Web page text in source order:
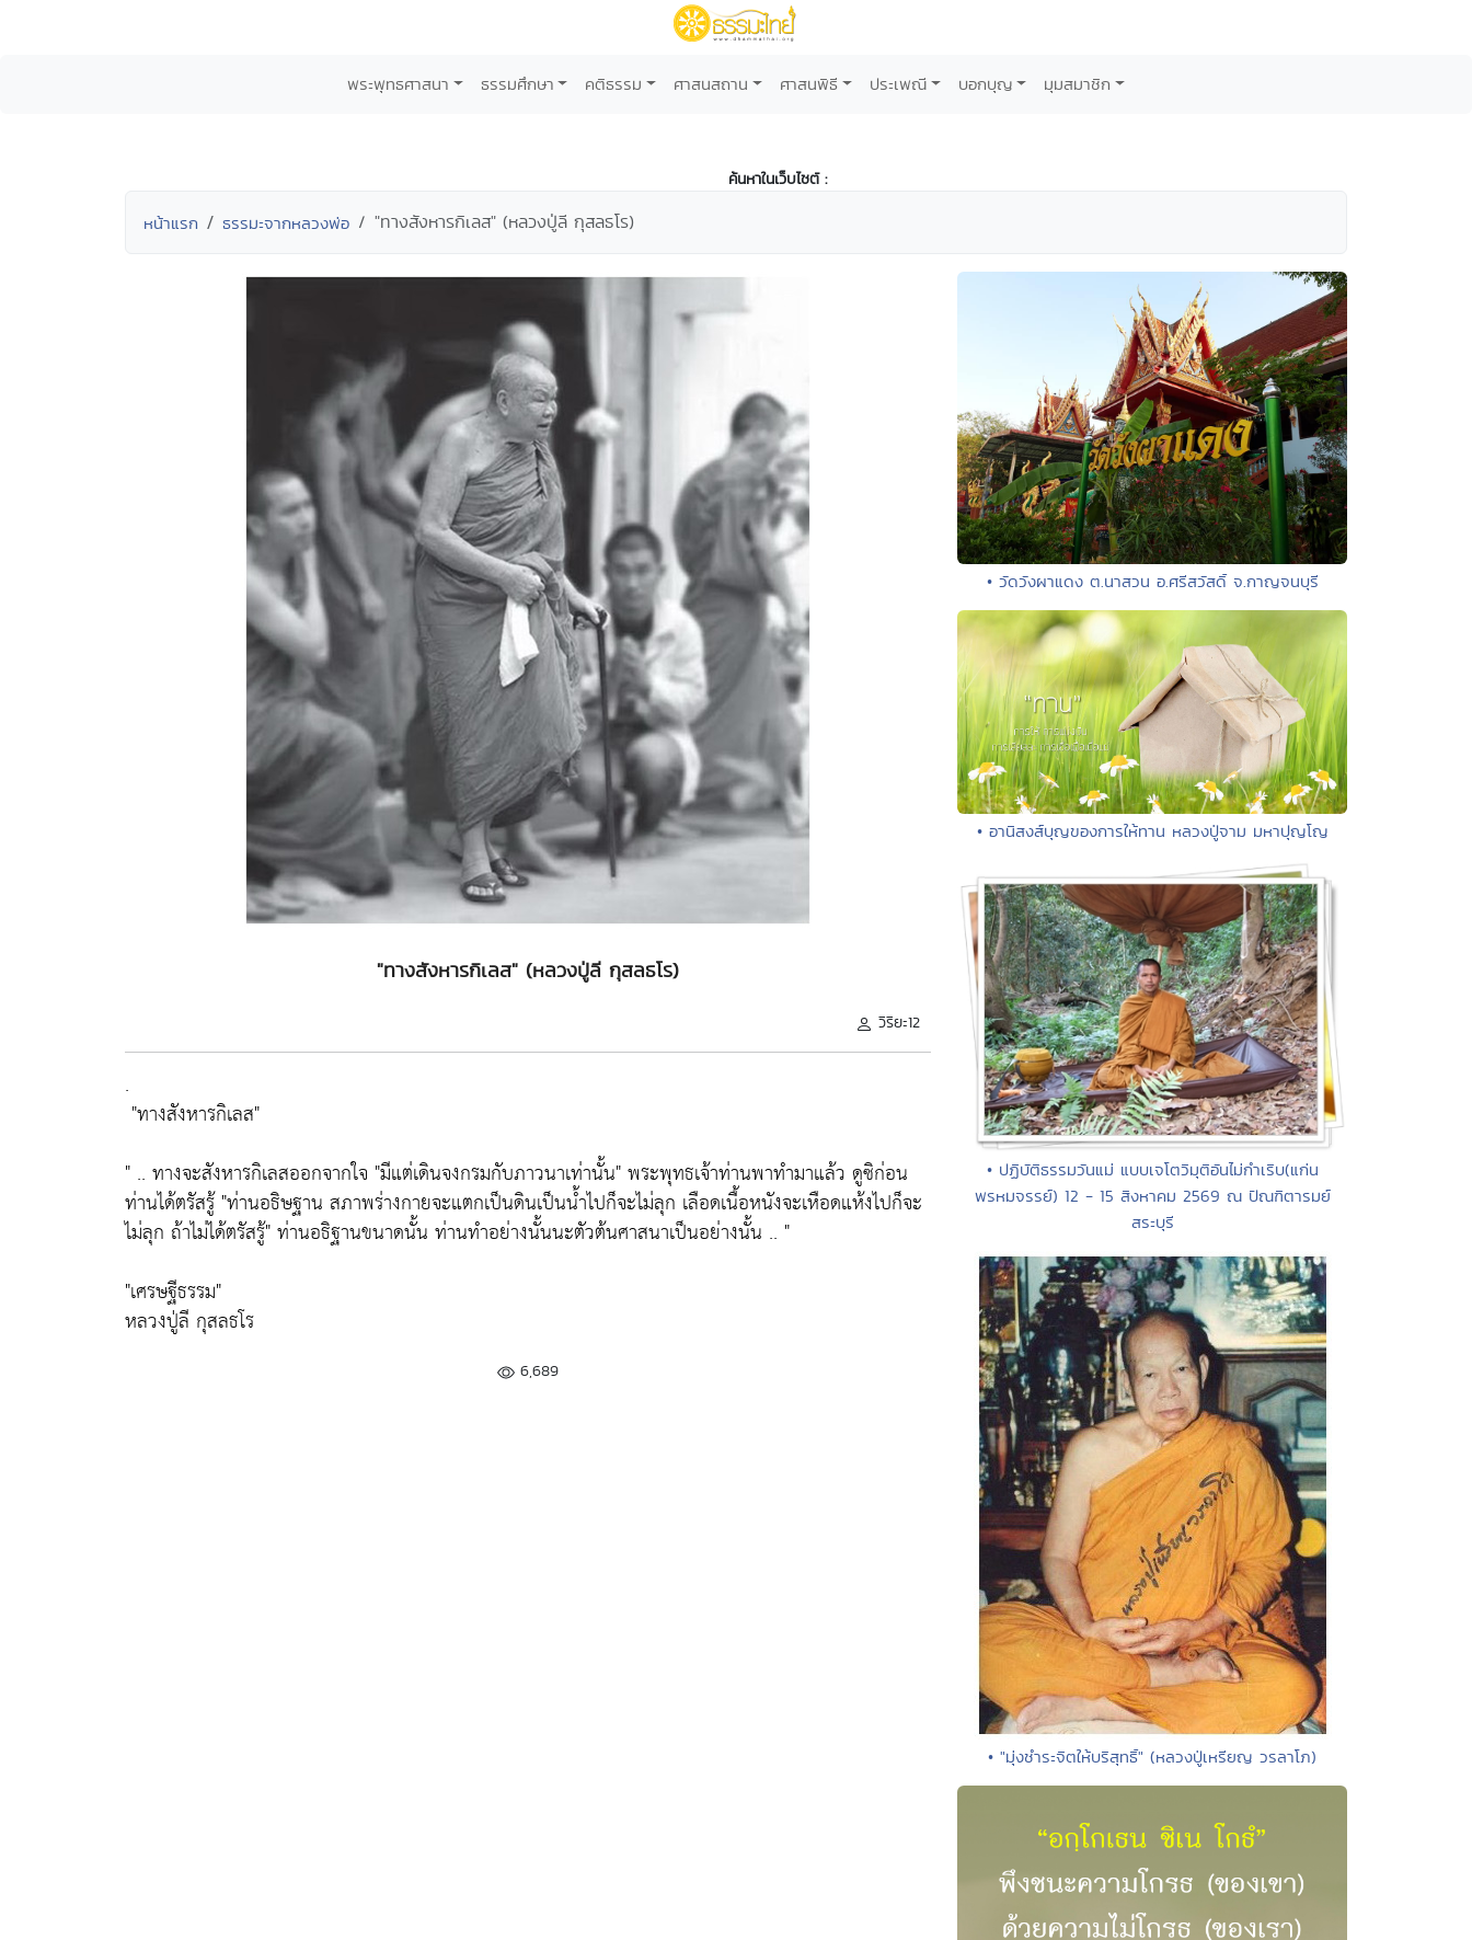
พระพุทธศาสนา ธรรมศึกษา คติธรรม ศาสนสถาน ศาสนพิธี ประเพณี บอกบุญ มุมสมาชิก
ค้นหาในเว็บไซต์ :
หน้าแรก ธรรมะจากหลวงพ่อ "ทางสังหารกิเลส" (หลวงปู่ลี กุสลธโร)
"ทางสังหารกิเลส" (หลวงปู่ลี กุสลธโร)
วิริยะ12
.
"ทางสังหารกิเลส"
" .. ทางจะสังหารกิเลสออกจากใจ "มีแต่เดินจงกรมกับภาวนาเท่านั้น"พระพุทธเจ้าท่านพาทำมาแล้ว ดูซิก่อน
ท่านได้ตรัสรู้"ท่านอธิษฐาน สภาพร่างกายจะแตกเป็นดินเป็นน้ำไปก็จะไม่ลุก เลือดเนื้อหนังจะเหือดแห้งไปก็จะ
ไม่ลุก ถ้าไม่ได้ตรัสรู้"ท่านอธิฐานขนาดนั้น ท่านทำอย่างนั้นนะตัวต้นศาสนาเป็นอย่างนั้น .. "
"เศรษฐีธรรม"
หลวงปู่ลี กุสลธโร
6,689
• วัดวังผาแดง ต.นาสวน อ.ศรีสวัสดิ์ จ.กาญจนบุรี
• อานิสงส์บุญของการให้ทาน หลวงปู่จาม มหาปุญโญ
• ปฏิบัติธรรมวันแม่ แบบเจโตวิมุติอันไม่กำเริบ(แก่น
พรหมจรรย์) 12 - 15 สิงหาคม 2569 ณ ปัณฑิตารมย์
สระบุรี
• "มุ่งชำระจิตให้บริสุทธิ์" (หลวงปู่เหรียญ วรลาโภ)